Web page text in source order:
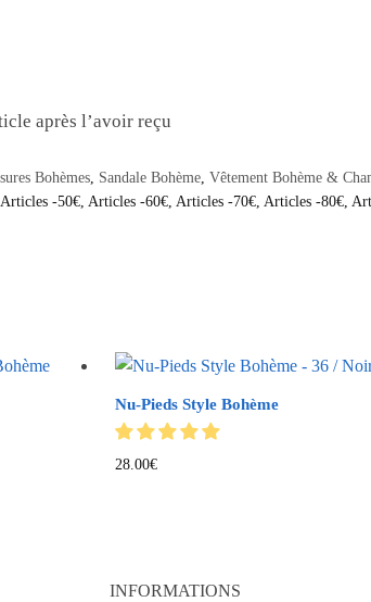
après l’avoir reçu
Bohèmes Sandale Bohème Vêtement Bohème &
Articles -50€, Articles -60€, Articles -70€, Articles -80€,
Nu-Pieds Style Bohème
28.00€
INFORMATIONS